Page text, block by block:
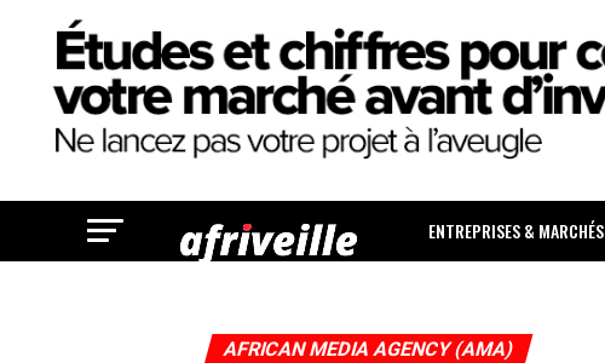
ENTREPRISES & MARCHÉS
AFRICAN MEDIA AGENCY (AMA)